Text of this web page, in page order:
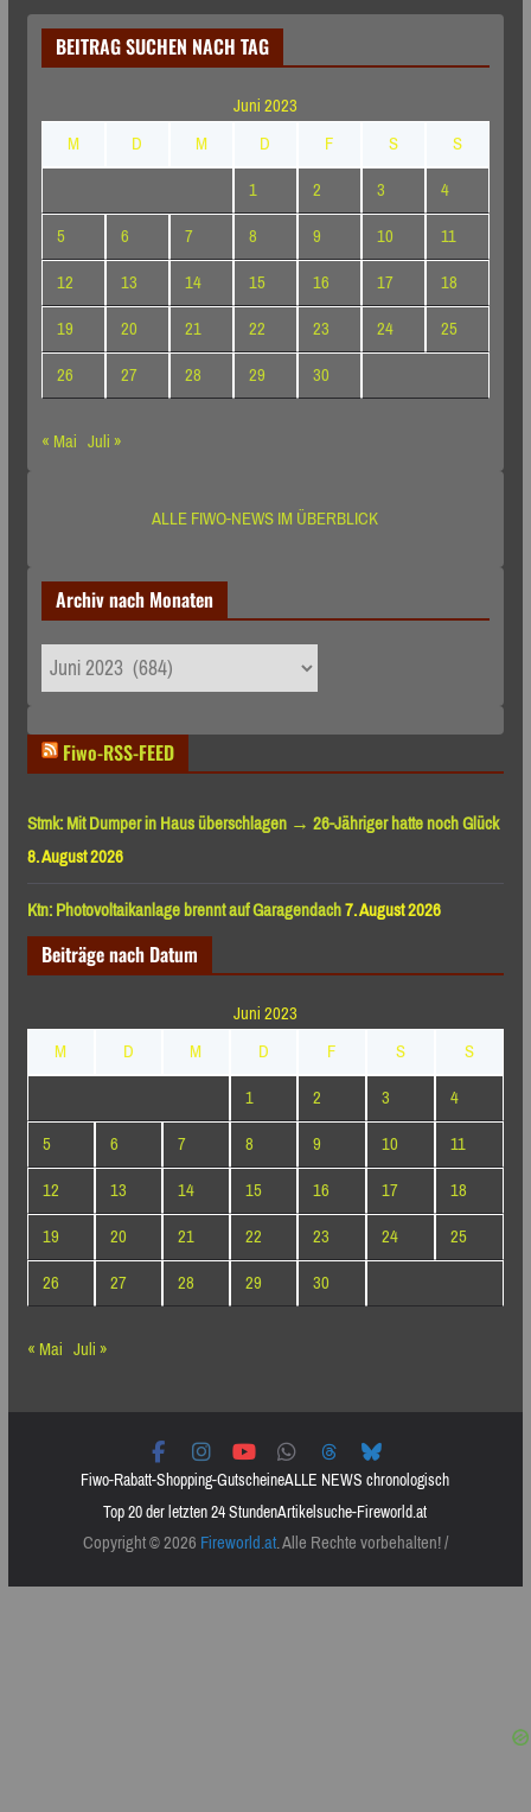
BEITRAG SUCHEN NACH TAG
Juni 2023
M
D M D F S
S
1
2 3
4
5
6 7 8 9 10
11
12
13 14 15 16 17
18
19
20 21 22 23 24
25
26
27 28 29
30
« Mai Juli »
ALLE FIWO-NEWS IM ÜBERBLICK
Archiv nach Monaten
Archiv
nach
Fiwo-RSS-FEED
Stmk: Mit Dumper in Haus überschlagen → 26-Jähriger hatte noch Glück
8. August 2026
Ktn: Photovoltaikanlage brennt auf Garagendach7. August 2026
Beiträge nach Datum
Juni 2023
M
D M D F S
S
1
2 3
4
5
6 7 8 9 10
11
12
13 14 15 16 17
18
19
20 21 22 23 24
25
26
27 28 29
30
« Mai Juli »
Fiwo-Rabatt-Shopping-GutscheineALLE NEWS chronologisch
Top 20 der letzten 24 StundenArtikelsuche-Fireworld.at
Copyright © 2026Fireworld.at. Alle Rechte vorbehalten! /